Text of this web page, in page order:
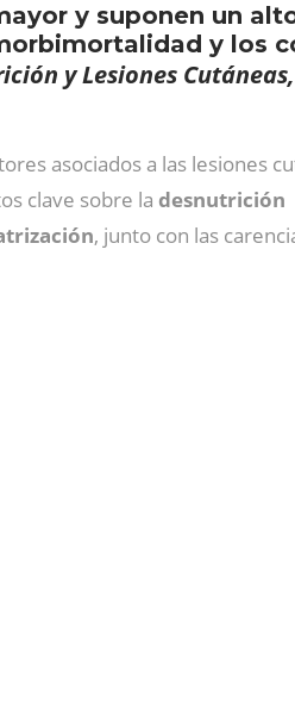
y suponen un
y los
y Lesiones
asociados a las lesiones
clave sobre la desnutrición
, junto con las